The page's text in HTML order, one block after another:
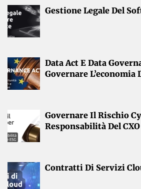
Gestione Legale Del
Data Act E Data
Governare L’economia
Governare Il Rischio
Responsabilità Del
Contratti Di Servizi